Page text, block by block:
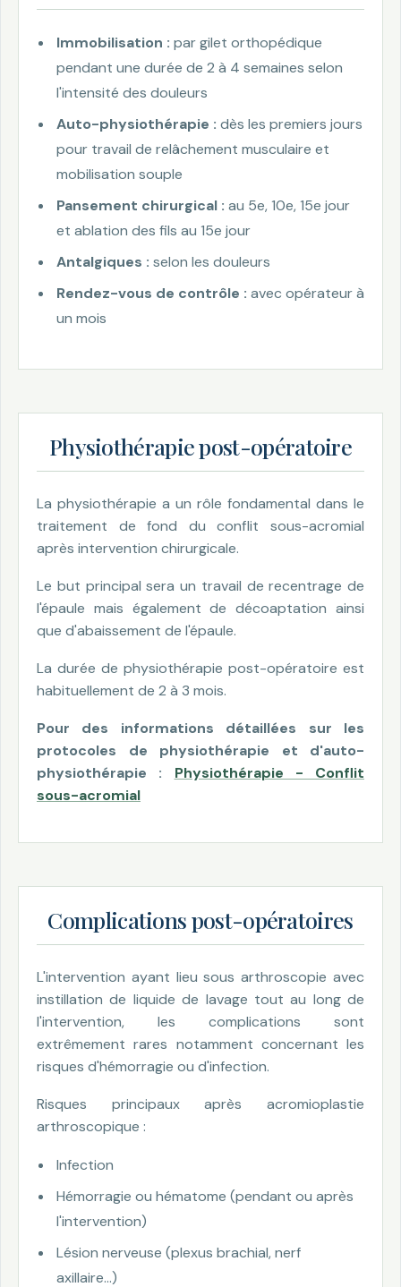
Immobilisation : par gilet orthopédique
pendant une durée de 2 à 4 semaines selon
l'intensité des douleurs
Auto-physiothérapie : dès les premiers jours
pour travail de relâchement musculaire et
mobilisation souple
Pansement chirurgical : au 5e, 10e, 15e jour
et ablation des fils au 15e jour
Antalgiques : selon les douleurs
Rendez-vous de contrôle : avec opérateur à
un mois
Physiothérapie post-opératoire
La physiothérapie a un rôle fondamental dans le
traitement de fond du conflit sous-acromial
après intervention chirurgicale.
Le but principal sera un travail de recentrage de
l'épaule mais également de décoaptation ainsi
que d'abaissement de l'épaule.
La durée de physiothérapie post-opératoire est
habituellement de 2 à 3 mois.
Pour des informations détaillées sur les
protocoles de physiothérapie et d'auto-
physiothérapie :
Physiothérapie - Conflit
sous-acromial
Complications post-opératoires
L'intervention ayant lieu sous arthroscopie avec
instillation de liquide de lavage tout au long de
l'intervention, les complications sont
extrêmement rares notamment concernant les
risques d'hémorragie ou d'infection.
Risques principaux après acromioplastie
arthroscopique :
Infection
Hémorragie ou hématome (pendant ou après
l'intervention)
Lésion nerveuse (plexus brachial, nerf
axillaire…)